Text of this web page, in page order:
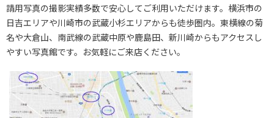
請用写真の撮影実績多数で安心してご利用いただけます。横浜市の
日吉エリアや川崎市の武蔵小杉エリアからも徒歩圏内。東横線の菊
名や大倉山、南武線の武蔵中原や鹿島田、新川崎からもアクセスし
やすい写真館です。お気軽にご来店ください。